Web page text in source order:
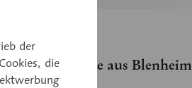
03/14
Goldrenette aus Blenheim
der
die